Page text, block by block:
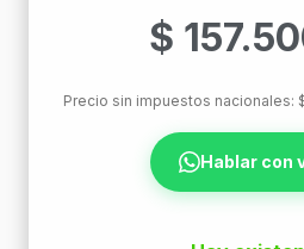
$
Precio sin impuestos nacionales:
Hablar con